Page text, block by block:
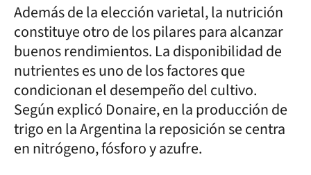
Además de la elección varietal, la nutrición
constituye otro de los pilares para alcanzar
buenos rendimientos. La disponibilidad de
nutrientes es uno de los factores que
condicionan el desempeño del cultivo.
Según explicó Donaire, en la producción de
trigo en la Argentina la reposición se centra
en nitrógeno, fósforo y azufre.